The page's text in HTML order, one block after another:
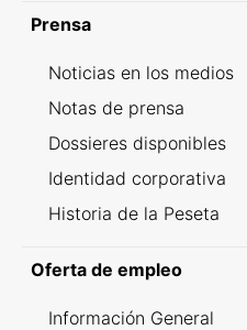
Prensa
Noticias en los medios
Notas de prensa
Dossieres disponibles
Identidad corporativa
Historia de la Peseta
Oferta de empleo
Información General